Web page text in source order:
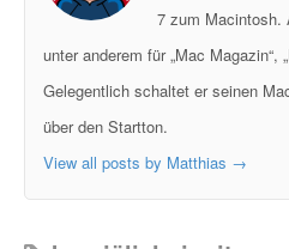
7 zum Macintosh.
unter anderem für „Mac Magazin“,
Gelegentlich schaltet er seinen
über den Startton.
View all posts by Matthias →